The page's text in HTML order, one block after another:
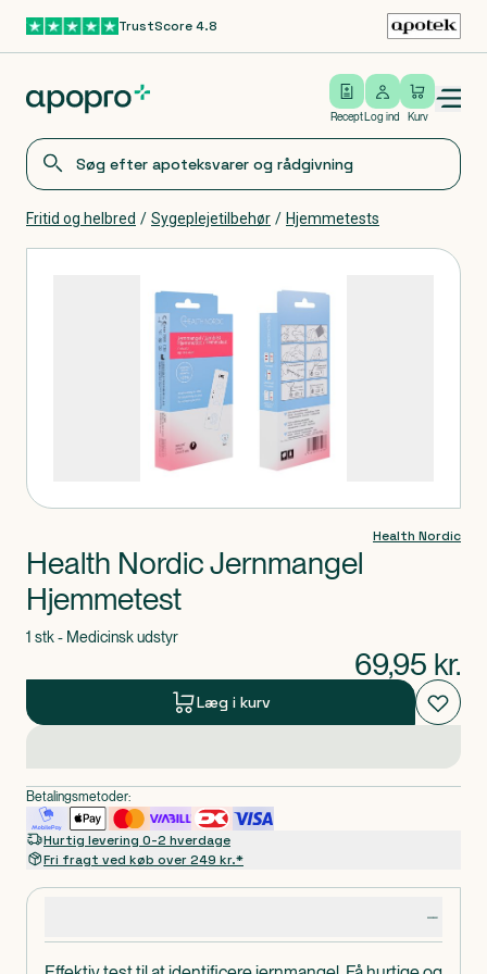
Gå til hovedindholdTrustScore 4.8
Recept
Log ind
Log ind Kurv
Open/close menu
Fritid og helbred / Sygeplejetilbehør / Hjemmetests
Health Nordic
Health Nordic Jernmangel
Hjemmetest
1 stk - Medicinsk udstyr
69,95 kr.
Læg i kurv
Betalingsmetoder:
Hurtig levering 0-2 hverdage
Fri fragt ved køb over 249 kr.*